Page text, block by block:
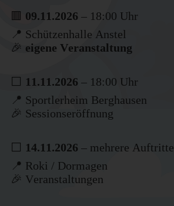
🟥 09.11.2026 – 18:00 Uhr
📍 Schützenhalle Anstel
🎉 eigene Veranstaltung
⬜ 11.11.2026 – 18:00 Uhr
📍 Sportlerheim Berghausen
🎉 Sessionseröffnung
⬜ 14.11.2026 – mehrere Auftritte
📍 Roki / Dormagen
🎉 Veranstaltungen